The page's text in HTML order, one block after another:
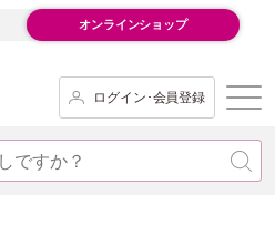
オンラインショップ
ログイン･会員登録